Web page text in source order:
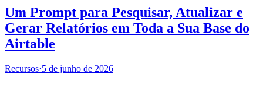
Um Prompt para Pesquisar, Atualizar e
Gerar Relatórios em Toda a Sua Base do
Airtable
Recursos·5 de junho de 2026